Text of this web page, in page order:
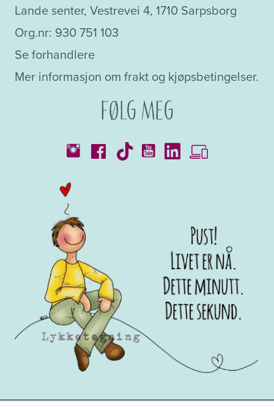
Lande senter, Vestrevei 4, 1710 Sarpsborg
Org.nr: 930 751 103
Se forhandlere
Mer informasjon om frakt og kjøpsbetingelser.
Følg meg
Kataloger